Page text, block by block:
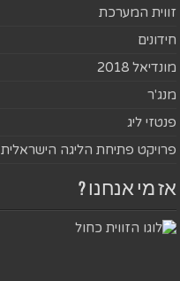
זווית המערכת
חידונים
מונדיאל 2018
מנג'ר
פנטזי ליג
פרויקט פתיחת הליגה הישראלית
אז מי אנחנו ?